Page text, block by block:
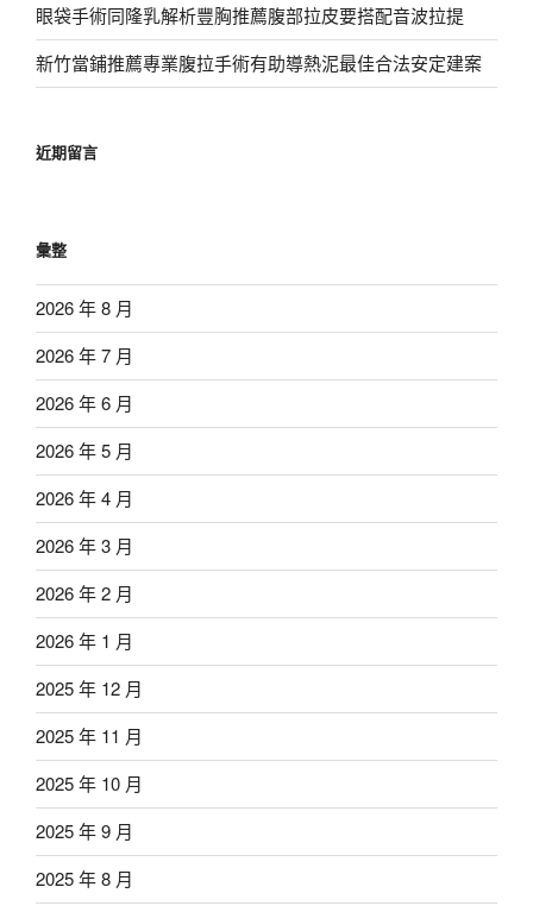
眼袋手術同隆乳解析豐胸推薦腹部拉皮要搭配音波拉提
新竹當鋪推薦專業腹拉手術有助導熱泥最佳合法安定建案
近期留言
彙整
2026 年 8 月
2026 年 7 月
2026 年 6 月
2026 年 5 月
2026 年 4 月
2026 年 3 月
2026 年 2 月
2026 年 1 月
2025 年 12 月
2025 年 11 月
2025 年 10 月
2025 年 9 月
2025 年 8 月